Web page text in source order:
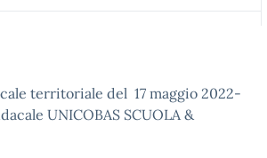
territoriale del 17 maggio 2022-
UNICOBAS SCUOLA &